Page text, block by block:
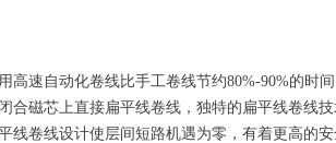
高速自动化卷线比手工卷线节约80%-90%的时
合磁芯上直接扁平线卷线，独特的扁平线卷线
线卷线设计使层间短路机遇为零，有着更高的